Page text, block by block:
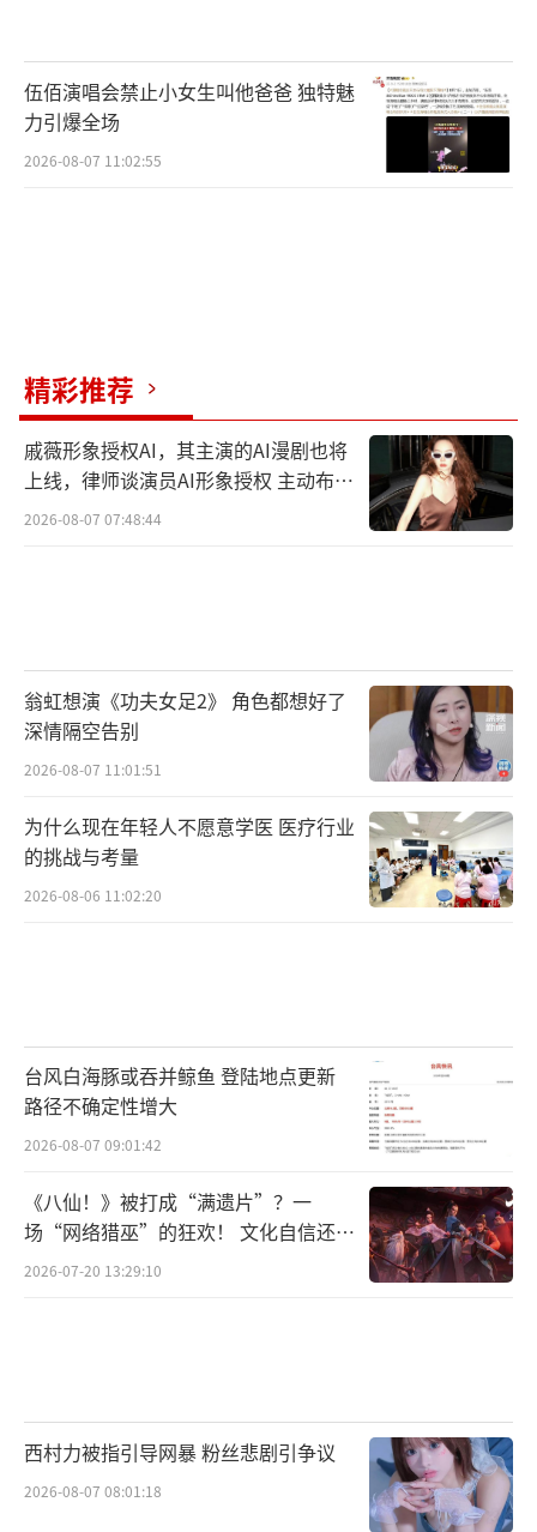
的新华章。“舞神”邓超酣畅淋漓地忘情嗨
舞，i人马頔在热情感染下秒切e人。在这里，
舞蹈是通用的语言，快乐是共同的名片！王勉
和哈妮克孜新疆婚礼的超绝真实感，让在别人
到民族歌舞盛宴，五哈团用笑声解锁新疆多元
文化密码，更以真诚互动诠释“美美与共”的
社会价值！观众在本期节目中，不仅能看到新
疆乡村振兴、各民族文化竞相绽放的繁荣图
景，更能感受到五哈团与当地民众零距离互动
的暖心画面，五哈精神的不断延续！
《五哈5》新疆行虽落幕，感动仍在延续，
下一站，五哈团将奔赴海南，在碧海蓝天开启
005）
伍佰演唱会禁止小女生叫他爸爸 独特魅
力引爆全场
2026-08-07 11:02:55
精彩推荐
戚薇形象授权AI，其主演的AI漫剧也将
上线，律师谈演员AI形象授权 主动布局
数字资产
2026-08-07 07:48:44
翁虹想演《功夫女足2》 角色都想好了
深情隔空告别
2026-08-07 11:01:51
为什么现在年轻人不愿意学医 医疗行业
的挑战与考量
2026-08-06 11:02:20
台风白海豚或吞并鲸鱼 登陆地点更新
路径不确定性增大
2026-08-07 09:01:42
《八仙！》被打成“满遗片”？一
场“网络猎巫”的狂欢！ 文化自信还是
焦虑？
2026-07-20 13:29:10
西村力被指引导网暴 粉丝悲剧引争议
2026-08-07 08:01:18